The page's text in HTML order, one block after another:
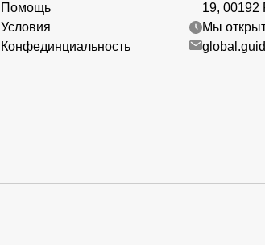
Помощь
Условия
Конфединциальность
19, 00192
Мы